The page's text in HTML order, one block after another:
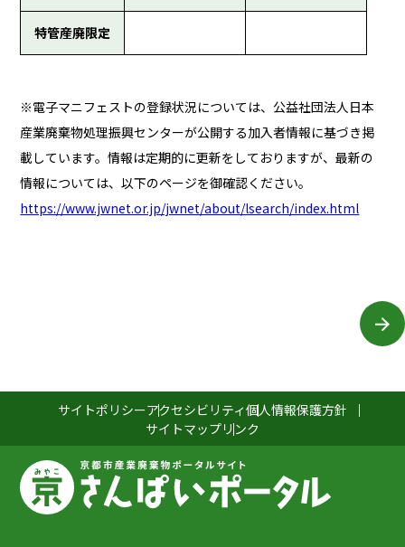
特管産廃限定
※電子マニフェストの登録状況については、公益社団法人日本
産業廃棄物処理振興センターが公開する加入者情報に基づき掲
載しています。情報は定期的に更新をしておりますが、最新の
情報については、以下のページを御確認ください。
https://www.jwnet.or.jp/jwnet/about/lsearch/index.html
サイトポリシーアクセシビリティ個人情報保護方針
サイトマップリンク